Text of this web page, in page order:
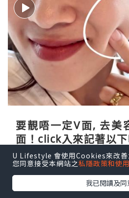
要靚唔一定V面, 去美
面！click入來記著以下
mingjanet 43分鐘前
U Lifestyle 會使用Cookies來改善
您同意接受本網站之私隱政策和使
我已閱讀及同